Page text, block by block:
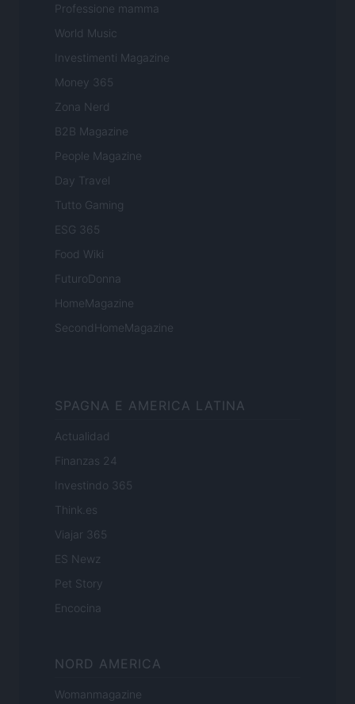
Professione mamma
World Music
Investimenti Magazine
Money 365
Zona Nerd
B2B Magazine
People Magazine
Day Travel
Tutto Gaming
ESG 365
Food Wiki
FuturoDonna
HomeMagazine
SecondHomeMagazine
SPAGNA E AMERICA LATINA
Actualidad
Finanzas 24
Investindo 365
Think.es
Viajar 365
ES Newz
Pet Story
Encocina
NORD AMERICA
Womanmagazine